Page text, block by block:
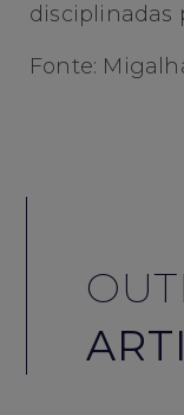
disciplinadas
Fonte: